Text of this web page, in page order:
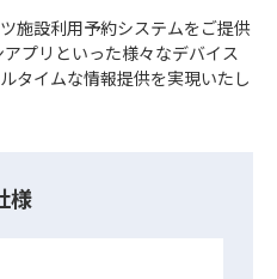
施設利用予約システムをご提供
プリといった様々なデバイス
タイムな情報提供を実現いたし
様